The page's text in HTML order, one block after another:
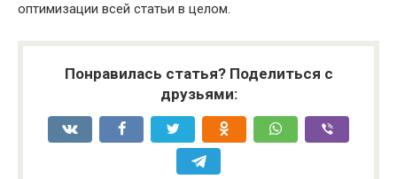
оптимизации всей статьи в целом.
Понравилась статья? Поделиться с
друзьями: